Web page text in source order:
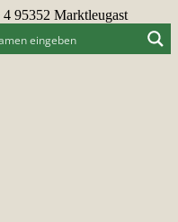
95352 Marktleugast